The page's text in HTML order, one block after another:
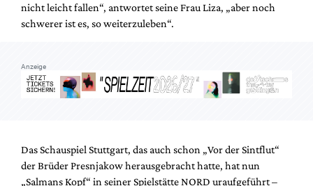
nicht leicht fallen“, antwortet seine Frau Liza, „aber noch
schwerer ist es, so weiterzuleben“.
Anzeige
Das Schauspiel Stuttgart, das auch schon „Vor der Sintflut“
der Brüder Presnjakow herausgebracht hatte, hat nun
„Salmans Kopf“ in seiner Spielstätte NORD uraufgeführt –